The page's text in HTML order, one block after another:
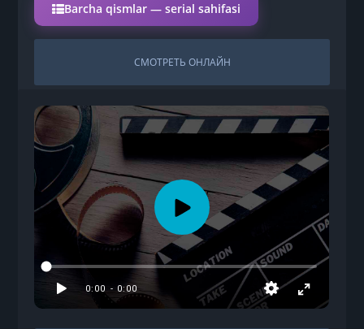
Barcha qismlar — serial sahifasi
СМОТРЕТЬ ОНЛАЙН